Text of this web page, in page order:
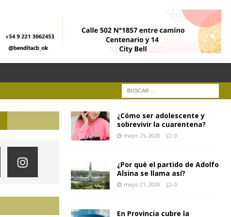
¿Cómo ser adolescente y
sobrevivir la cuarentena?
mayo 25, 2020 0
¿Por qué el partido de Adolfo
Alsina se llama así?
mayo 21, 2020 0
En Provincia cubre la